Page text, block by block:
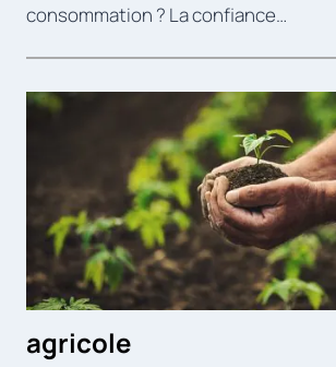
consommation ? La confiance…
agricole